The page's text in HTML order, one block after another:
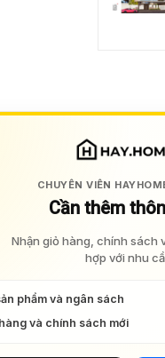
CHUYÊN VIÊN
Cần thêm
Nhận giỏ hàng, chính sách
hợp với nhu
phẩm và ngân sách
và chính sách mới